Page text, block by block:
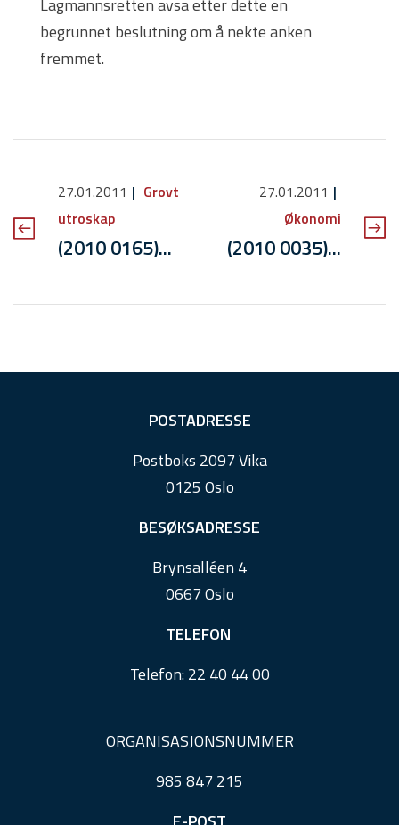
Lagmannsretten avsa etter dette en
begrunnet beslutning om å nekte anken
fremmet.
27.01.2011
Grovt
utroskap
(2010 0165)...
27.01.2011
Økonomi
(2010 0035)...
POSTADRESSE
Postboks 2097 Vika
0125 Oslo
BESØKSADRESSE
Brynsalléen 4
0667 Oslo
TELEFON
Telefon:22 40 44 00
ORGANISASJONSNUMMER
985 847 215